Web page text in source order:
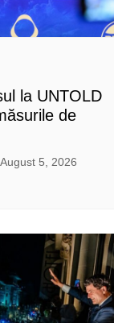
la UNTOLD
de
August 5, 2026